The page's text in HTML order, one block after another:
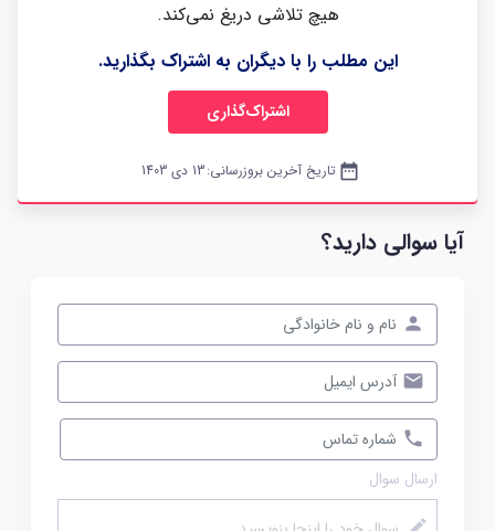
هیچ تلاشی دریغ نمی‌کند.
این مطلب را با دیگران به اشتراک بگذارید.
اشتراک‌گذاری
date_range تاریخ آخرین بروزرسانی:13 دی 1403
آیا سوالی دارید؟
ارسال سوال